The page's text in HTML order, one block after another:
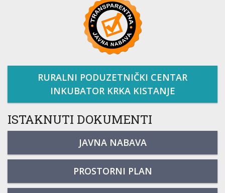
RURALNI PODUZETNIČKI CENTAR
INKUBATOR KRKA KISTANJE
ISTAKNUTI DOKUMENTI
JAVNA NABAVA
PROSTORNI PLAN